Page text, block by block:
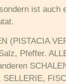
ist auch
(PISTACIA
Pfeffer.
SELLERIE,